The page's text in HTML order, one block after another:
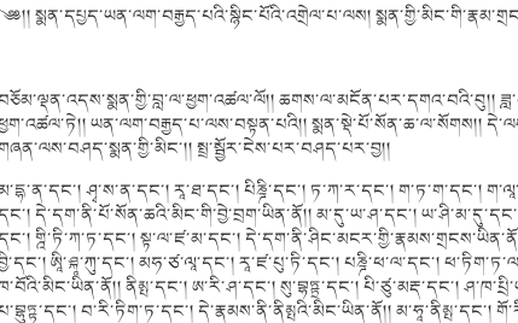
སྨན་དཔྱད་ཡན་ལག་བརྒྱད་པའི་སྙིང་པོའི་འགྲེལ་པ་ལས།
ཆགས་ལ་མངོན་པར་དགའ་བའི་བུ།།
ཡན་ལག་བརྒྱད་པ་ལས་བསྟན་པའི།། སྨན་སྡེ་པོ་སོན་ཆ་ལ་སོགས།།
སྤྲ་སྦྱོར་ངེས་པར་བཤད་པར་བྱ།།
ག་ག་ལ་དང་། ཅལ་དང་། ཤ་ལཱརྡུ་དང་། དེ་དག་ནི་པོ་སོན་ཆའི་མིང་གི་བྱེ་བྲག་ཡིན་ནོ།། མ་དུ་ཡ་ཤ་དང་། ཡ་ཤི་མ་དུ་དང་། མ་དུ་དྟུ་ཀ་དང་། ཨཥྚ་ཧཱ་དང་། མ་དྷུ་ཡཥྚི་ག་དང་། གྰི་ཏི་ཀ་ཏ་དང་། སྟ་ལ་ཛ་མ་དང་། དེ་དག་ནི་ཤིང་མངར་གྱི་རྣམས་གྲངས་ཡིན་ནོ།། ཀདྷྱ་ཀ་ལཱན་བུ་ནི་དང་། ལམ་ཅ་དང་། ཏུམ་བྱི་དང་། ཨཱི་ཤྐཱ་ཀུ་དང་། མཧ་ཙ་ལཱ་དང་། རཱ་ཛ་པུ་ཏི་དང་། པཎྜི་ཕ་ལ་དང་། ཕ་ཏིག་ཏ་ལམྦུ་དང་། བྲི་ཧད་ཕ་ལྰ་དང་། དེ་དག་ནི་ཀུ་པ་ཁ་བོའི་མིང་ཡིན་ནོ།། ནིམྤ་དང་། ཨ་རི་ཤ་དང་། སུ་བྷཏྟྲ་དང་། པི་ཙུ་མརྡ་དང་། ཤ་ཁ་པྲི་ཡ་དང་། སུ་ཏིག་ཏ་དང་། སརྦ་ཏོ་བྷཏྟྲ་དང་། པ་བྷུཏྟ་དང་། བ་རི་ཏིག་ཏ་དང་། དེ་རྣམས་ནི་ནིམྤའི་མིང་ཡིན་ནོ།། མ་ཧཱ་ནིམྤ་དང་། གོ་རི་ཀ་དང་། ཤུ་ཀ་མ་ལཱ་ཀ་དང་། བྲི་ཧད་ནིམྤ་ཀ་དང་། ནིམ་ཀ་ར་དང་། ར་མུ་ཀ་དང་། བྲི་ཤྭ་མུ་ཤྭི་ཀ་དང་། དེ་དག་ནི་ནིམྤ་ཆེན་པོའི་མིང་ཡིན་ནོ།། བྱིམ་བྱི་དང་། རཀྟ་པ་ཏ་ཕ་ལཱ་དང་། གོ་ཧ་དང་། ཏུཎྜི་གི་རི་དང་། ཏུནྡི་དང་། ཨོ་ཤ་པ་ཕ་ལཱ་དང་། དཎྜི་དང་། རཀྟ་པ་ཏྲ་ལ་དང་། དེ་དག་ནི་ཅིམ་པའི་མིང་ཡིན་ནོ།། ཅི་ཤཱལཱ་དང་། མྲི་གེར་ཅུ་རུ་དང་། ག་བཀྵ་དང་། ག་ཙ་ཙར་བྷི་ཏྲི་དང་། གྷ་བ་ད་ནི་དང་། སྟུ་ལ་ཕཱ་ལཱ་དང་། མྲི་ག་ཅག་ཀྵི་དང་། ཨི་ཏྲ་བ་རུ་ནི་དང་། དེ་དག་ནི་བྱི་ཤལའི་མིང་ཡིན་ནོ།། ཙི་ཏྲ་པ་ལ་དང་། ཏུམ་པ་སི་དང་། མདྷུ་སབ་བྷ་བཱ་དང་། ཨིནྟྲེ་བ་རུ་དང་། ཧ་ཏི་དནྟི་དང་། ཙི་ཏྲ་དེ་བྲི་དང་། མ་ཧཱ་ཕ་ལ་དང་། དེ་དག་ཀྱང་བྱི་ཤ་ལ་གཅིག་གི་མིང་བྱེ་བྲག་ཡིན་ནོ།། པྲ་པུ་ས་དང་། ཀུ་ཏུ་ཀ་དང་། ཏིག་ཏ་དང་། མུ་ཏྲ་ལ་དང་། ཧ་ཏི་པ་རྞི་དང་། ཚར་དང་པརྞི་དང་། མུ་ཏྲཱ་ཕ་ལ་དང་། པན་དུ་པ་ཏྲ་དང་། མུ་ཁ་ཕྲི་ཡང་དང་། དེ་དག་ནི་ག་གོན་གྱི་མིང་ཡིན་ནོ།། ཀུ་ཏ་ཛ་དང་། ཙད་ཙ་ཀ་དང་། ཏུད་ཚ་དང་། བྲྀཀྵ་ཀ་དང་། ག་རི་མ་ལ་ལི་ཀ་དང་། བ་རི་ཏིག་ཏ་དང་། ཤང་ཀ་བྲྀཀྵ་དང་། ཀུ་ཏ་ཙི་དང་། ནི་ལ་ཡཥྚི་ཀ་དང་། དེ་དག་ནི་དུག་མོ་ཉུང་གི་ཤིང་གི་མིང་ངོ་།། བད་ཚ་ཀ་དང་། ཀོ་ཏ་ཛ་དང་། ཀ་ལི་ག་ཀ་དང་། ཤ་ཀུ་པཱ་ཧྭ་དང་། ཨིནྡྲ་ཡ་བ་དང་། ཨ་བཱ་ཧྭ་ཡ་དང་། དེ་དག་ནི་དུག་མོ་ཉུང་གི་ས་བོན་གྱི་མིང་ངོ་།། མུརྦ་དང་། མ་དྷུ་ར་ས་དང་། དེ་བི་དང་། པཱི་ལུ་པརྞི་དང་། མ་དྷུ་པྲ་བ་དང་། སཥྚོ་ན་དང་། མདྷུ་པ་ཏི་དང་། ལཀུ་པྲརྞ་དང་། པྲི་ཐག་ཏྭ་ཙ་དང་། དེ་དག་ནི་མུར་བའི་མིང་དུ་བཤད་དོ།། ཛི་མུ་ཏ་ཀ་དང་། དེ་བ་ར་ལི་དང་། བྲིད་ཏྲ་ཀོ་ཤ་དང་། གྷ་རྭ་ག་རི་དང་། ཅེ་ནི་དང་། ལོ་མ་ཤ་པ་ཏྲ་དང་། ཀརྐོ་ཏི་དང་། ཨ་ཀུ་བི་ཤ་པ་ཧ་དང་། དེ་དག་ནི་ཛི་མུ་ཏ་ཀའི་མིང་ངོ་།། བྱི་དང་ག་དང་། ཀྲ་མིང་ཛིང་དང་། ཅེ་ལ་ཀ་དང་། ཨ་ལམྦ་དང་། ཙིཏྟ་ཏན་དུ་ལ་དང་། ཀྲི་མི་ཧ་ར་དང་། ཛན་དུ་ག་ན་དང་། ཀྲི་མི་ན་ཤ་ན་དང་། དེ་དག་ནི་བྱི་དང་གའི་མིང་ཡིན་ནོ།། པེ་ཧ་ས་དང་། བྱི་དུ་ལ་དང་། ཏཱ་མ་མྲ་དང་། པཉྫུ་ལ་དང་། དིརྒྷ་པྲ་ཀ་དང་། ན་ཏེ་ཡ་དང་། གནྡྷཔུཥྤ་དང་། ཛ་ལོ་ཀཱ་སཱ་མཏྲི་ཏཱ་དང་། དེ་དག་ནི་ལྕང་མའི་མིང་ཡིན་ནོ།། ན་དི་གུ་ལ་པྲི་ཡ་དང་། སུ་ཤི་ཏ་དང་། མེགྷ་པུཥྤ་དང་། ཛ་ལེ་ཛ་ཏུ་དང་། ཏོ་ཡ་ཀ་མ་དང་། ནི་ཙུ་ལ་དང་། ཛ་ལེ་པེ་ཏ་པ་དང་། དེ་དག་ནི་ཆུ་ལྕང་གི་མིང་གི་རྣམས་གྲངས་སོ།། ཙི་ཏྲ་ཀ་དང་། ད་ཧ་ན་དང་། ཅན་ནི་དང་། པཱ་ཅ་ཀ་དང་། ཨ་ན་ལ་དང་། ཛོ་ཏི་དང་། བྱ་མ་དང་། དཱི་པ་དང་། པཱ་ཐིན་དང་། ད་རུ་ན་དང་། དེ་དག་རྣམས་ནི་ཀྲུ་ཏྲུག་ཏྲེས་ཀྱི་མིང་ཡིན་ནོ།། དནྟི་དང་། བུ་ཀ་ལ་ཀ་དང་། ཙིཏྟྲ་དང་། ནི་ཀུམྤ་དང་། ཨུ་པ་ཙ་ཏྲ་ཀ་དང་། ཀུ་ལ་དང་། ཨུ་དུམྤཱ་ར་པརྞི་དང་། བྱི་ཤ་ལི་དང་། གྷུ་ན་པྲི་ཡ་དང་། དེ་དག་ནི་དནྟིའི་མིང་གི་རྣམ་གྲངས་སོ།། ཏྲ་བནྟ་ན་དང་། ཤམྤ་རི་དང་། ཙིཏྟྲ་དང་། ནི་ཀུན་པ་དང་། ཉ་གྲོ་ཀྲོ་ཏྲ་བ་དྷ་ན་དང་། མུ་ཤཱི་ཀཱ་ཡཱ་དང་། པྲ་ཏྱན་ཤྲི་ན་དང་། བྲེ་ཤེ་རཎྜ་དང་། སུ་ཏ་ཤྲི་ནི་དང་། ཨ་ཀུ་ཀརྞི་ཀ་དང་། དེ་དག་ནི་ཏྲ་བན་ཏིའི་མིང་གི་རྣམ་གྲངས་སོ།། ཀོ་ཤ་ཏ་ཀི་དང་། ཀྲི་ཏ་ཙིཏྟྲ་དང་། ཛ་ལ་ནི་དང་། ཀྲི་ཏ་བ་དྷ་ན་དང་། ཀྴྭེདཾ་དང་། སྦ་ཏིག་ཏ་དང་། ཧ་གྷ་ཎྜོ་ལིད་དང་། མིང་དང་ག་པ་ལི་ཀ་དང་ད་དང་ནི་ཀོ་ཤ་ཏ་ཀིའི་མིང་ཡིན་ནོ།། རཱ་ཛ་ཀོ་ཤ་ཏ་ཀི་དང་། ཀ་ར་ཀི་ཏི་དང་། ཧས་ཏི་པརྐ་དང་། དྭ་མརྐ་དང་། ཀོ་ཤ་ཏ་ཕ་ལཱ་དང་། མ་ཧཱ་ཛ་ལི་ནི་དང་། དེ་དག་ནི་རཱ་ཛ་ཀོ་ཤ་ཏ་ཀིའི་མིང་ཡིན་ནོ།། ཀ་རཉྫ་དང་། ནག་ཏ་མ་ལ་བྲ་དང་། པྲ་ཀིར་ཏྱ་དང་། པུས་ཤུ་མཉྫ་རཱི་དང་། གྲིབ་ཏ་པུ་ར་དང་། གུད་ཚ་པུཥྤ་དང་། སྣིགངྷ་ཀ་རཉྫ་ཀ་དང་།། དེ་དག་ནི་ཤྭེ་ཏ་ཀ་རཉྫའི་མིང་ཡིན་ནོ།། ཨུད་ཀིརྱ་དང་། ཀེ་རི་མྱ་དང་། མེ་ཏྲི་ནནྡན་དང་། ཙི་རི་བྱིལ་བ་དང་། པུ་ཏི་སཧྰ་དང་། པུ་ཏི་ཀ་དང་། དནྟ་དྷ་བན་དང་། དེ་དག་ནི་པུ་ཀ་རཉྫ་ཞེས་བྱ་བ་སྲིན་སྨན་མེ་རུའི་མིང་ཡིན་ནོ།། པི་པི་ལིང་དང་། མ་ག་བྷ་དང་། ཀྲྀ་ཥྞ་དང་། བཻ་དེ་ཧྰི་དང་། ཙ་པ་ལ་དང་། ཀ་ན་དང་། ཨ་པ་གུལ་ལྱ་དང་། མ་ག་ཏི་ཀ་དང་། ཤིན་ཏྱི་དང་། ཀ་ལོ་དང་། ཨོ་ན་དང་། ཀ་ཊུ་དང་། དེ་དག་ནི་པི་པི་ལིང་གི་རྣམ་གྲངས་སོ།། མ་ལ་དང་། པི་པི་ལིང་མཱུ་ལ་དང་། ཀ་ལ་མུ་པ་དང་། གྲནྠིག་དང་། ཚ་ཕ་ལ་མཱུ་ལ་དང་། ཀྲྀ་ཥྞ་མཱུ་ལ་དང་། ཤོ་ཌི་ཛ་དང་། དེ་དག་ནི་པི་པི་ལིང་གི་རྩ་བའི་མིང་ཡིན་ནོ།། སེན་ད་བ་དང་། མི་ནི་བྷན་དང་། ན་དེ་ཡ་དང་། བ་ལ་ནོཏྟ་བ་མ་དང་། སིནྡུ་ད་ཐ་དང་། སིནྡུ་ད་ཛ་དང་། ཤྲེཥྚ་ལ་བ་ན་དང་། བ་མ་ལ་དང་། བ་ར་དང་། དེ་དག་ནི་ལན་ཚའི་མིང་གི་རྣམ་གྲངས་སོ།། སཽ་བར་ཚལ་དང་། རུ་ར་ཀ་དང་། སུ་རྒན་ད་བྱི་དང་། ཨནྔྷ་ག་ད་ཀ་དང་། ཨཀྵ་དང་། ཀ་ལ་ལ་བ་ན་དང་། ཀྲྀ་ཥྞ་དང་། དེ་དག་ནི་ཁ་རུ་ཚའི་མིང་གི་རྣམ་གྲངས་སོ།། བི་ཏ་བྲ་དང་། ཀྲི་ཏི་ལ་མ་དང་། མནྣྱ་དང་། གཌི་ལ་བན་དང་། དྲ་བ་དམ་དང་། ཁན་ད་ལ་བ་ན་དང་། ཀྲི་ཏ་ཀ་དང་། དུ་རྟ་ཨ་སུ་ར་དང་། དེ་དག་ནི་རྩལ་རུ་ཚའི་མིང་ཡིན་ནོ།། སུ་མུ་ཏྟ་བ་ལ་ན་དང་། ཏྲི་ཀུ་སྲ་དང་། ཅ་རི་ཅཾ་བྷ་དང་། ས་མུ་ཏྟྲ་ཛ་དང་། ས་ག་ར་ཛ་དང་། ལ་བ་ནོ་ད་དྷི་སམ་བྷ་དང་། དེ་དག་ནི་རྒྱ་མཚོའི་ཚའི་མིང་ཡིན་ནོ།། ཨུ་བྷི་ད་དང་། ཕར་ཐིས་དང་། ཅཽ་མཾ་དང་། བྷུ་མྱུ་ཅ་དང་། པྲཐི་བི་བྷ་མ་དང་། ལན་ཚྭ་རྣམ་པ་ལྔ་པོ་དེ་དག་ནི་ལན་ཚྭ་རྣམས་ཀྱི་ནང་ནས་གཙོ་གཙོར་བསྟན་པ་ཡིན་ནོ།། དེ་དག་ནི་ལན་ཚཱ་ཁྲོལ་བུའི་མིང་ཡིན་ནོ། ལན་ཚ་རྣམ་པ་ལྔ་པོ་དེ་དག་ནི་ལན་ཚ་རྣམས་ཀྱི་ནང་ནས་གཙོ་གཙོར་བསྟན་པ་ཡིན་ནོ།། པ་ཊུ་དང་། ལ་ཅ་ནི་ཞེས་སྨོས་པ་ནི་ལན་ཚྭ་སྤྱིའི་མིང་ཡིན་ནོ།། ལན་ཚྭ་ཐམས་ཅད་ཀྱི་གོར་ནི་རྒྱམ་ཚ་གཏང་དུ་རུང་སྟེ། ཚ་གཞན་མེད་ན་ཡང་དེའི་སྐྱིན་པར་སྦྱོར་བ་ཀུན་གྱི་ནང་དུ་རྒྱམ་ཚ་གང་གཏང་ངོ་།། ཡ་པ་ས་ཀྵ་ར་དང་། ཡ་བ་ཤུ་ཀ་དང་། ཡ་བ་ཛ་དང་། ཡ་བ་ཛ་ཤུ་ག་ཛ་དང་། དེ་དག་ནི་ནས་ཚིག་འཁུས་པ་ཐལ་པའི་མིང་ཡིན་ནོ།། སརྫི་ཀྵ་ར་དང་། ཤྲོག་གྷྰི་ནི་དང་། པཱ་ཀི་དང་། སརྫི་ཀ་དང་། དེ་དག་ནི་སརྫི་ཀའི་ཐལ་བའི་མིང་ཡིན་ནོ།། བ་ཅ་དང་། བུ་གྲ་གན་དང་། ཇ་ཌི་ལ་དང་། ཤཌ་གྲ་ནྛི་དང་། ཧེ་མ་ཙན་ཏི་དང་། དེ་དག་ནི་ཤུ་དག་གི་མིང་ཡིན་ནོ།། ཤུཀྲ་དང་། ཏིཀྐཱ་གནྡྷ་དང་། ཨུ་གྲ་དང་། རཀྵོ་གྷ་དང་། ལོ་མ་ཤ་དང་། ཛ་ཡ་དང་། དེ་དག་ནི་ཤུ་དག་དཀར་པོའི་མིང་ཡིན་ནོ།། ཏྲ་བྱི་དི་དང་། ཏུ་ཚ་དང་། བླ་ལེ་ལ་དང་། བ་པུ་ལ་དང་། ཏུ་ཏི་ད་དང་། ཀྵུ་ཏྲའི་ལ་དང་། ནི་ཀྵུ་ཊི་དང་། ཙནྟྲ་དང་། གྷཤྲེ་བི་སྔ་བ་ནི་དང་། དེ་དག་ནི་སུག་སྨེལ་གྱི་མིང་ཡིན་ནོ།། པད་ཏྲེ་ལ་དང་། བྲི་ཧད་ཨེ་ལ་དང་། སྠུ་ལེ་ལ་དང་། ཏྲག་སུ་གནྡྷེ་ཀ་དང་། ཏྲི་དེ་བ་དང་། ཏྲི་དེ་ཅོ་ད་བྷུདྷ་དང་། ཏྲིད་ཐ་ག་དང་། ཀནུ་ཀ་དང་། པ་ཏྲ་དང་། དེ་དག་ནི་སུག་སྨེལ་པ་ཏྲ་ཨེ་ལ་ཞེས་བྱ་བ་རྣམ་པ་གཅིག་གི་མིང་ངོ་།། ཧ་ར་ནྱ་དང་། རེ་ཎུ་ཀ་དང་། ཀོན་ཏིར་དང་། པནྡུ་པརྞི་དང་། བྲི་ཧདྡུ་ཏི་དང་། ཀ་པི་ལ་དང་། ར་ཛ་པུ་ཏི་དང་། གནྡི་ནི་ཞེས་ཀྱང་ཁ་ཅིག་འདོད་དེ་དེང་གནེ་ཧ་རེ་ཎུ་ཀའི་མིང་ཡིན་ནོ།། ས་ར་ཤཔ་དང་། དུམ་དུ་བྷ་དང་། ག་འུ་ར་དང་། སིདྡྷ་རྠ་དང་། བྷུ་ཏ་ནཱ་ཤ་ན་དང་། གྲ་ཧགྣ་ན་དང་། ཀ་ཊྱ་ཀ་དང་། ཤྭེ་ཏ་དང་། རཀྵ་ན་དང་། བྱི་ཛ་ཡ་བ་ཧ་དང་། དེ་དག་ནི་ཡུངས་ཀར་གྱི་མིང་གི་རྣམ་གྲངས་སོ།། ཨ་སུ་རི་དང་། རཱ་ཛ་ཀ་དང་། ཏྲིཥྚི་ཀ་དང་། རཀྟ་སཱ་ར་ཤ་བ་དང་། ཀྱ་བྱ་ཀ་དང་། ཏིཥྞ་གནྡྷ་དང་། སུ་ཏི་བཥྞ་དང་། ཀྴ་བ་ཀ་དང་། ཀྴུ་ར་དང་། དེ་དག་ནི་སྐྱེ་ཚེའི་མིང་གི་རྣམ་གྲངས་སོ།། ཏྲི་ཙིད་དང་། ཏྲི་ཙིཏྟྲི་དང་། ཏྲི་ཏི་ཏ་དང་། ཀུམྦྷ་དང་། ཀུ་ཏ་རན་དང་། སརྦ་ནུ་བྷུ་ཏི་ཏ་དང་། ཏྲི་བུ་ཏ་དང་། ཤཱམཱ་དང་། ཀོ་ཤ་ཕ་ལ་དང་། དེ་དག་ནི་ཤིང་ཉེ་རོང་སྟ་རུ་དུར་བྱིད་ཀྱི་མིང་ངོ་།། མ་ལ་བྱི་ཀ་དང་། པལིནི་དང་། ཀ་ལ་མེ་ཤི་དང་། ཀཱ་ལྰ་དང་། མ་ཏུ་ར་ར་བྱི་ད་ལ་དང་།